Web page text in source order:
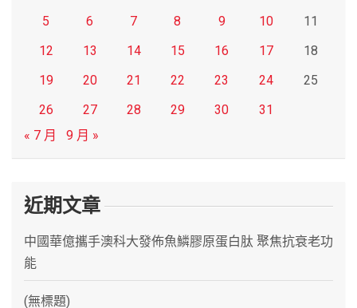
5
6 7 8 9 10
11
12
13 14 15 16 17
18
19
20 21 22 23 24
25
26
27 28 29 30
31
« 7 月
9 月 »
近期文章
中國華億攜手澳科大發佈魚鱗膠原蛋白肽 聚焦抗衰老功
能
(無標題)